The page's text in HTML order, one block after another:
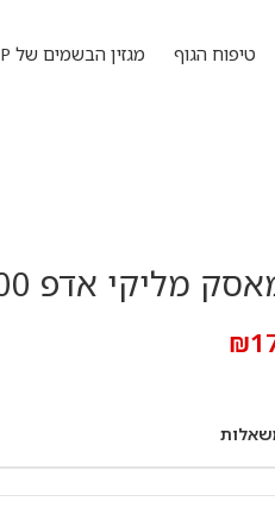
טיפוח הגוף מגזין הבשמים של MARY SHOP
מליקי אדפ 100 מ”ל
₪